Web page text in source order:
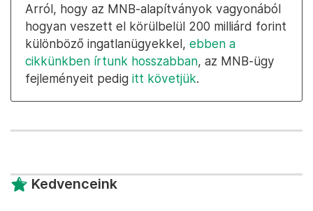
Arról, hogy az MNB-alapítványok vagyonából
hogyan veszett el körülbelül 200 milliárd forint
különböző ingatlanügyekkel, ebben a
cikkünkben írtunk hosszabban, az MNB-ügy
fejleményeit pedig itt követjük.
Kedvenceink